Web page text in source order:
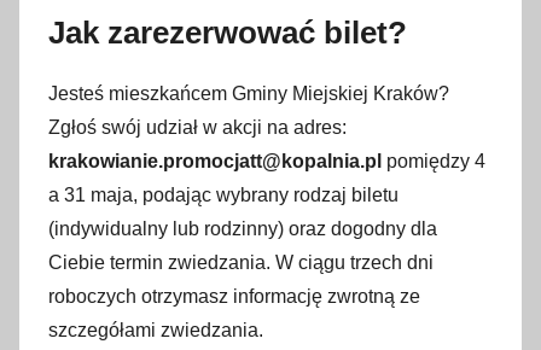
n
5
m
2
0
2
1
Jak zarezerwować bilet?
Jesteś mieszkańcem Gminy Miejskiej Kraków?
Zgłoś swój udział w akcji na adres:
krakowianie.promocjatt@kopalnia.pl pomiędzy 4
a 31 maja, podając wybrany rodzaj biletu
(indywidualny lub rodzinny) oraz dogodny dla
Ciebie termin zwiedzania. W ciągu trzech dni
roboczych otrzymasz informację zwrotną ze
szczegółami zwiedzania.